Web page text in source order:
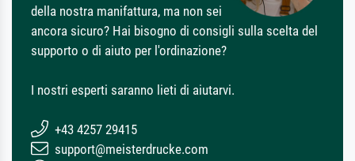
della nostra manifattura, ma non sei
ancora sicuro? Hai bisogno di consigli sulla scelta del
supporto o di aiuto per l'ordinazione?
I nostri esperti saranno lieti di aiutarvi.
+43 4257 29415
support@meisterdrucke.com